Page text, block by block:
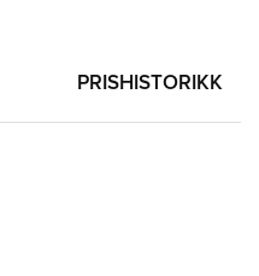
PRISHISTORIKK